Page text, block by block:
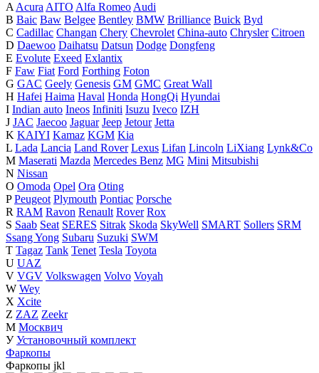
A Acura AITO Alfa Romeo Audi
B Baic Baw Belgee Bentley BMW Brilliance Buick Byd
C Cadillac Changan Chery Chevrolet China-auto Chrysler Citroen
D Daewoo Daihatsu Datsun Dodge Dongfeng
E Evolute Exeed Exlantix
F Faw Fiat Ford Forthing Foton
G GAC Geely Genesis GM GMC Great Wall
H Hafei Haima Haval Honda HongQi Hyundai
I Indian auto Ineos Infiniti Isuzu Iveco IZH
J JAC Jaecoo Jaguar Jeep Jetour Jetta
K KAIYI Kamaz KGM Kia
L Lada Lancia Land Rover Lexus Lifan Lincoln LiXiang Lynk&Co
M Maserati Mazda Mercedes Benz MG Mini Mitsubishi
N Nissan
O Omoda Opel Ora Oting
P Peugeot Plymouth Pontiac Porsche
R RAM Ravon Renault Rover Rox
S Saab Seat SERES Sitrak Skoda SkyWell SMART Sollers SRM
Ssang Yong Subaru Suzuki SWM
T Tagaz Tank Tenet Tesla Toyota
U UAZ
V VGV Volkswagen Volvo Voyah
W Wey
X Xcite
Z ZAZ Zeekr
М Москвич
У Установочный комплект
Фаркопы
Фаркопы jkl